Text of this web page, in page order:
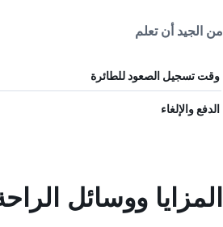
من الجيد أن تعلم
وقت تسجيل الصعود للطائرة
الدفع والإلغاء
المزايا ووسائل